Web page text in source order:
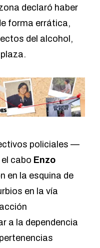
declaró haber
forma errática,
del alcohol,
policiales —
el cabo Enzo
en la esquina de
en la vía
a la dependencia